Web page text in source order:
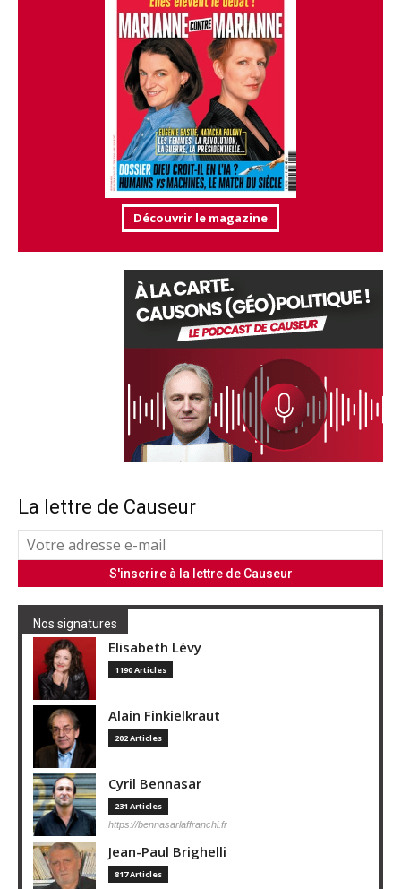
Découvrir le magazine
La lettre de Causeur
Nos signatures
Elisabeth Lévy
1190 Articles
Alain Finkielkraut
202 Articles
Cyril Bennasar
231 Articles
https://bennasarlaffranchi.fr
Jean-Paul Brighelli
817 Articles